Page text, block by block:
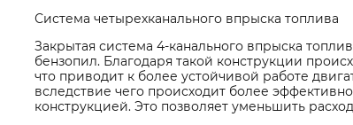
Система четырехканального впрыска топлива
Закрытая система 4-канального впрыска
бензопил. Благодаря такой конструкции
что приводит к более устойчивой работе
вследствие чего происходит более
конструкцией. Это позволяет уменьшить